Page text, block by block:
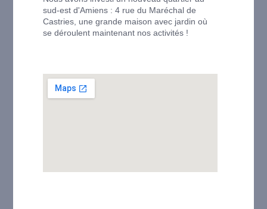
sud-est d'Amiens : 4 rue du Maréchal de
Castries, une grande maison avec jardin où
se déroulent maintenant nos activités !